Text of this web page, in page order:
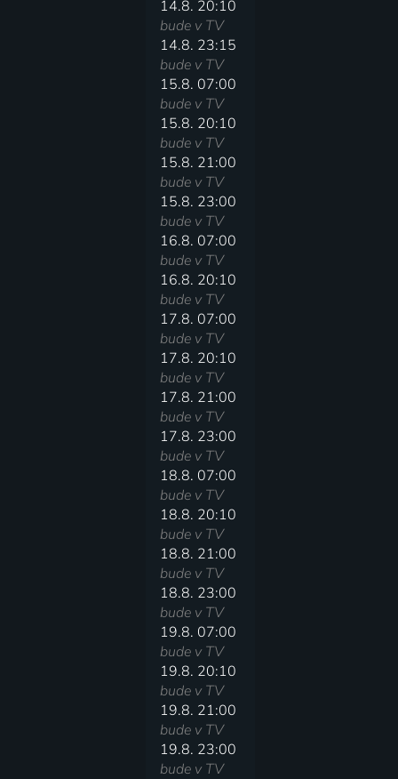
14.8. 20:10
bude v TV
14.8. 23:15
bude v TV
15.8. 07:00
bude v TV
15.8. 20:10
bude v TV
15.8. 21:00
bude v TV
15.8. 23:00
bude v TV
16.8. 07:00
bude v TV
16.8. 20:10
bude v TV
17.8. 07:00
bude v TV
17.8. 20:10
bude v TV
17.8. 21:00
bude v TV
17.8. 23:00
bude v TV
18.8. 07:00
bude v TV
18.8. 20:10
bude v TV
18.8. 21:00
bude v TV
18.8. 23:00
bude v TV
19.8. 07:00
bude v TV
19.8. 20:10
bude v TV
19.8. 21:00
bude v TV
19.8. 23:00
bude v TV